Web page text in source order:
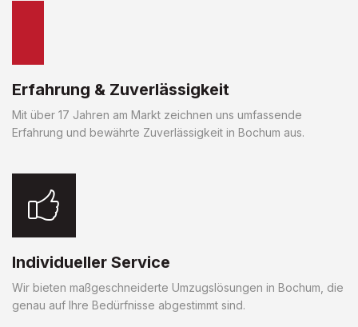
Erfahrung & Zuverlässigkeit
Mit über 17 Jahren am Markt zeichnen uns umfassende
Erfahrung und bewährte Zuverlässigkeit in Bochum aus.
Individueller Service
Wir bieten maßgeschneiderte Umzugslösungen in Bochum, die
genau auf Ihre Bedürfnisse abgestimmt sind.